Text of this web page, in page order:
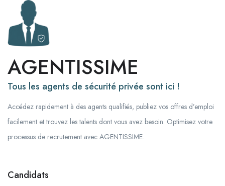
AGENTISSIME
Tous les agents de sécurité privée sont ici !
Accédez rapidement à des agents qualifiés, publiez vos offres d’emploi
facilement et trouvez les talents dont vous avez besoin. Optimisez votre
processus de recrutement avec AGENTISSIME.
Candidats